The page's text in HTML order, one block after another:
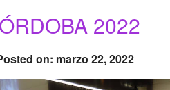
2022
on: marzo 22, 2022